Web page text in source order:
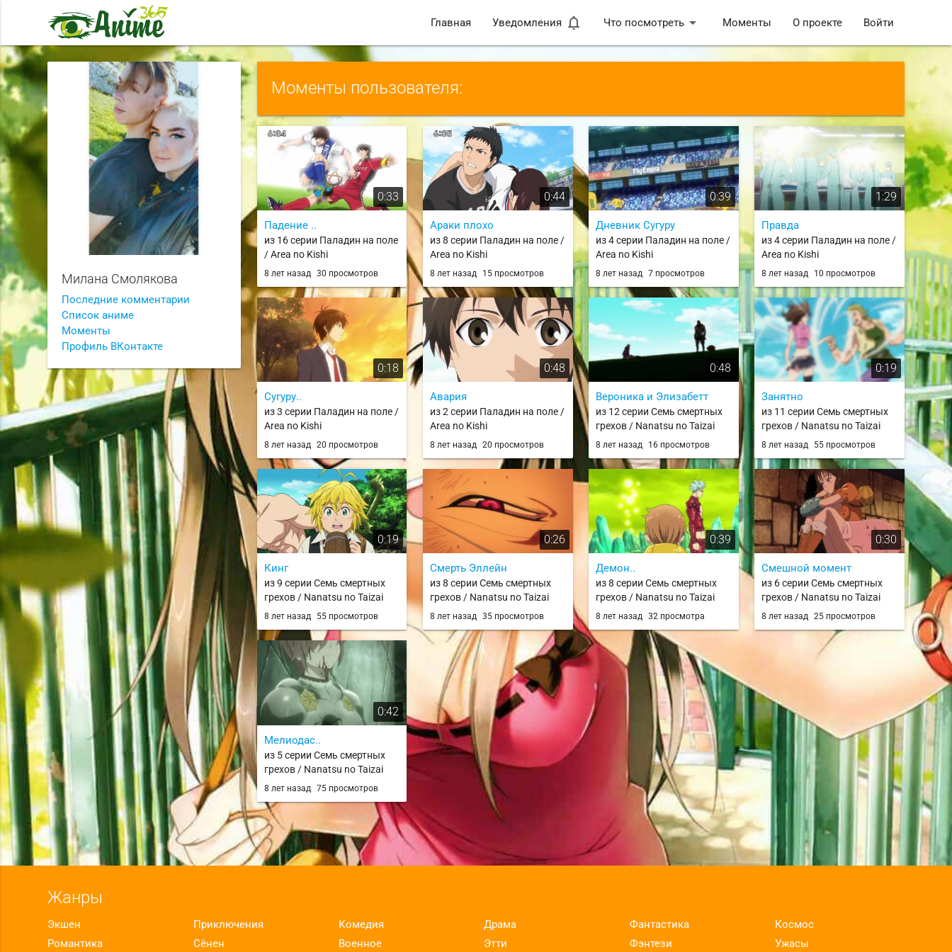
Главная Уведомления notifications_none Что посмотретьarrow_drop_down Моменты О проекте Войти
Милана Смолякова
Последние комментарии
Список аниме
Моменты
Профиль ВКонтакте
Моменты пользователя:
0:33
Падение ..
из 16 серии Паладин на поле
/ Area no Kishi
8 лет назад 30 просмотров
0:44
Араки плохо
из 8 серии Паладин на поле /
Area no Kishi
8 лет назад 15 просмотров
0:39
Дневник Сугуру
из 4 серии Паладин на поле /
Area no Kishi
8 лет назад 7 просмотров
1:29
Правда
из 4 серии Паладин на поле /
Area no Kishi
8 лет назад 10 просмотров
0:18
Сугуру..
из 3 серии Паладин на поле /
Area no Kishi
8 лет назад 20 просмотров
0:48
Авария
из 2 серии Паладин на поле /
Area no Kishi
8 лет назад 20 просмотров
0:48
Вероника и Элизабетт
из 12 серии Семь смертных
грехов / Nanatsu no Taizai
8 лет назад 16 просмотров
0:19
Занятно
из 11 серии Семь смертных
грехов / Nanatsu no Taizai
8 лет назад 55 просмотров
0:19
Кинг
из 9 серии Семь смертных
грехов / Nanatsu no Taizai
8 лет назад 55 просмотров
0:26
Смерть Эллейн
из 8 серии Семь смертных
грехов / Nanatsu no Taizai
8 лет назад 35 просмотров
0:39
Демон..
из 8 серии Семь смертных
грехов / Nanatsu no Taizai
8 лет назад 32 просмотра
0:30
Смешной момент
из 6 серии Семь смертных
грехов / Nanatsu no Taizai
8 лет назад 25 просмотров
0:42
Мелиодас..
из 5 серии Семь смертных
грехов / Nanatsu no Taizai
8 лет назад 75 просмотров
Жанры
Экшен Приключения Комедия Драма Фантастика
Космос
Романтика
Сёнен Военное Этти Фэнтези Ужасы